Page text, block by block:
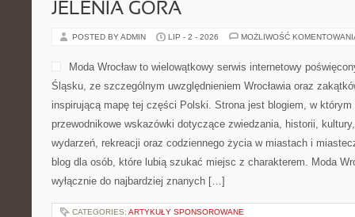
JELENIA GÓRA
POSTED BY ADMIN LIP - 2 - 2026 MOŻLIWOŚĆ
Moda Wrocław to wielowątkowy serwis internetowy
Śląsku, ze szczególnym uwzględnieniem Wrocławia oraz
inspirującą mapę tej części Polski. Strona jest blogiem, w
przewodnikowe wskazówki dotyczące zwiedzania, historii,
wydarzeń, rekreacji oraz codziennego życia w miastach i
blog dla osób, które lubią szukać miejsc z charakterem. Moda
wyłącznie do najbardziej znanych […]
CATEGORIES: ARTYKUŁY SPONSOROWANE